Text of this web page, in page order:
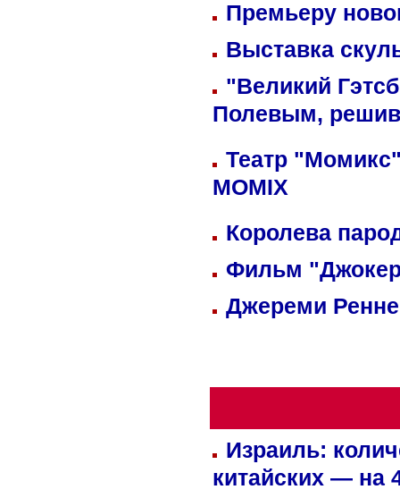
Премьеру
Выставка
"Великий
Полевым,
Театр
MOMIX
Королева
Фильм
Джереми
Израиль:
китайских — на